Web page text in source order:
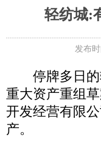
轻纺城:
发布
停牌多日的
重大资产重组
开发经营有限
产。